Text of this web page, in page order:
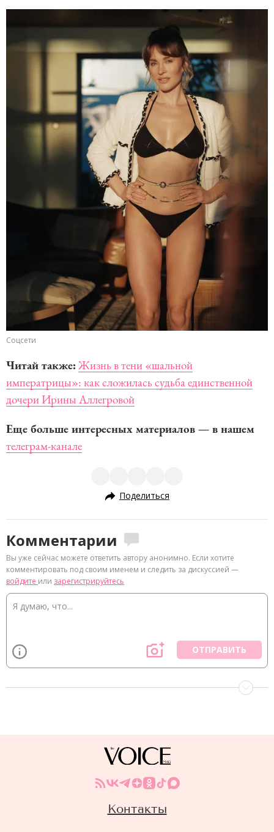
Соцсети
Читай также: Жизнь в тени «шальной
императрицы»: как сложилась судьба единственной
дочери Ирины Аллегровой
Еще больше интересных материалов — в нашем
телеграм-канале
Поделиться
Комментарии
Вы уже сейчас можете ответить автору анонимно. Если хотите
комментировать под своим именем и следить за дискуссией —
войдите или зарегистрируйтесь
ОТПРАВИТЬ
Контакты